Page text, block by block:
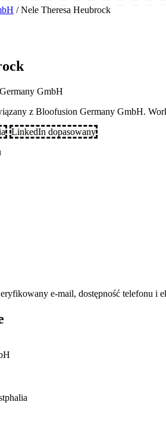
/ Nele Theresa Heubrock
GmbH
z Bloofusion Germany GmbH.
LinkedIn dopasowany
e-mail, dostępność telefonu i